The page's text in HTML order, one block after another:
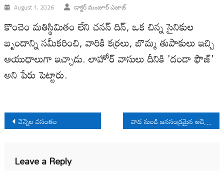
August 1, 2026 డాక్టర్ మంజూర్ ఎజాజ్
కొంచెం మతిస్థిమితం లేని చనన్ దిన్, ఒక చిన్న సైనికుల
బృందాన్ని సమీకరించి, వారికి కర్రలు, బొమ్మ తుపాకులు ఇచ్చి
ఆయుధాలుగా ఇచ్చాడు. లాహోర్ వాసులు దీనికి 'దండా ఫౌజ్'
అని పేరు పెట్టారు.
Post
navigation
వెన్నెల వసంతం వాడ నుండి జనసంద్రమైన అడెల్లు అంతిమయాత్ర
Leave a Reply